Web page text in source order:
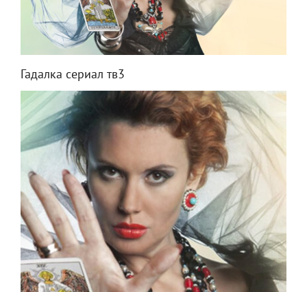
Гадалка сериал тв3